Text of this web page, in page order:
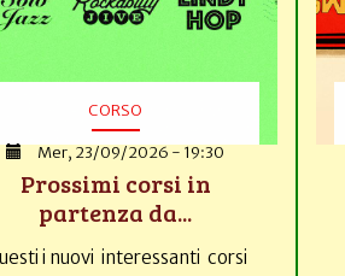
CORSO
Mer, 23/09/2026 - 19:30
Prossimi corsi in
partenza da...
i nuovi interessanti corsi